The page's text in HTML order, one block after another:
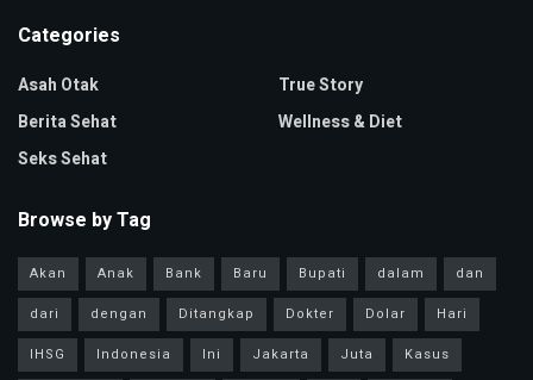
Categories
Asah Otak
Berita Sehat
Seks Sehat
True Story
Wellness & Diet
Browse by Tag
Akan Anak Bank Baru Bupati dalam
dan
dari
dengan Ditangkap Dokter Dolar
Hari
IHSG
Indonesia Ini Jakarta Juta
Kasus